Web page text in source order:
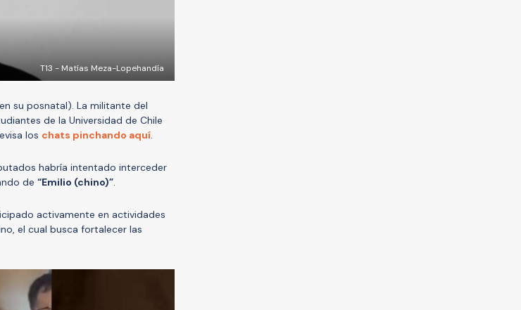
T13 - Matías Meza-Lopehandía
su posnatal). La militante del
de la Universidad de Chile
los chats pinchando aquí.
habría intentado interceder
de “Emilio (chino)”.
activamente en actividades
el cual busca fortalecer las